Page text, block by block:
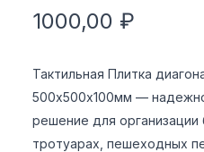
1000,00 ₽
Тактильная Плитка
500х500х100мм —
решение для
тротуарах, пешеходных